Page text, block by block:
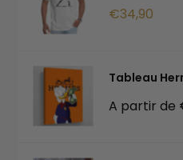
Prix
réduit
€34,90
Tableau
Prix
réduit
A partir de